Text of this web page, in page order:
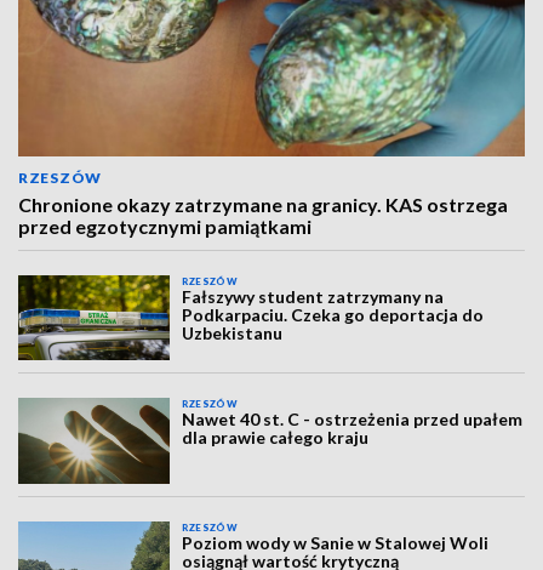
RZESZÓW
Chronione okazy zatrzymane na granicy. KAS ostrzega
przed egzotycznymi pamiątkami
RZESZÓW
Fałszywy student zatrzymany na
Podkarpaciu. Czeka go deportacja do
Uzbekistanu
RZESZÓW
Nawet 40 st. C - ostrzeżenia przed upałem
dla prawie całego kraju
RZESZÓW
Poziom wody w Sanie w Stalowej Woli
osiągnął wartość krytyczną